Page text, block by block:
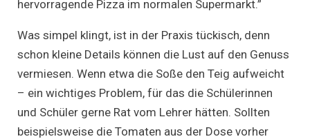
hervorragende Pizza im normalen Supermarkt.”
Was simpel klingt, ist in der Praxis tückisch, denn
schon kleine Details können die Lust auf den Genuss
vermiesen. Wenn etwa die Soße den Teig aufweicht
– ein wichtiges Problem, für das die Schülerinnen
und Schüler gerne Rat vom Lehrer hätten. Sollten
beispielsweise die Tomaten aus der Dose vorher